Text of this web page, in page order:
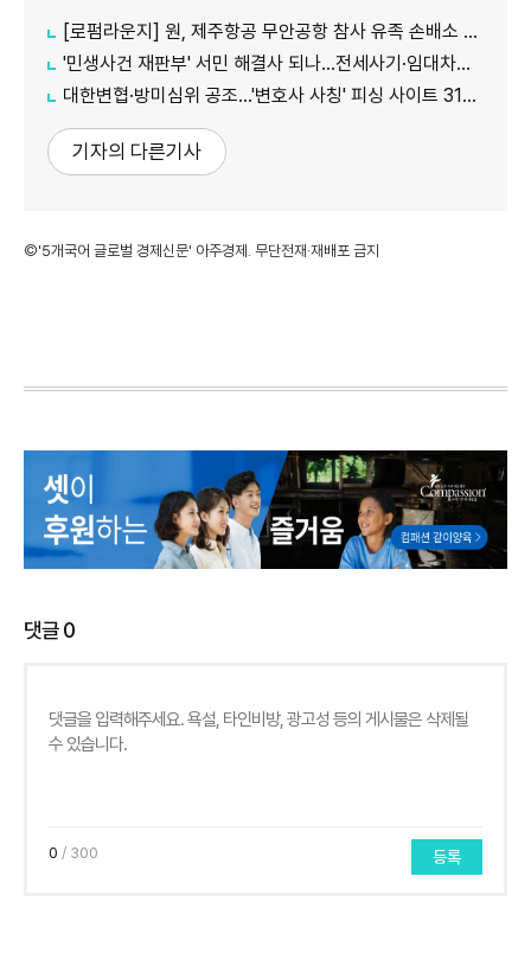
[로펌라운지] 원, 제주항공 무안공항 참사 유족 손배소 대리..."참사 진상 명확히 규명"
'민생사건 재판부' 서민 해결사 되나...전세사기·임대차분쟁 평균 3개월내 해결
대한변협·방미심위 공조…'변호사 사칭' 피싱 사이트 31건 무더기 차단
기자의 다른기사
©'5개국어 글로벌 경제신문' 아주경제. 무단전재·재배포 금지
댓글0
0 / 300 등록